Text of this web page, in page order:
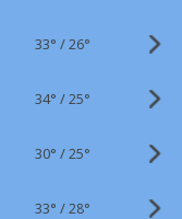
33° /26°
34° /25°
30° /25°
33° /28°